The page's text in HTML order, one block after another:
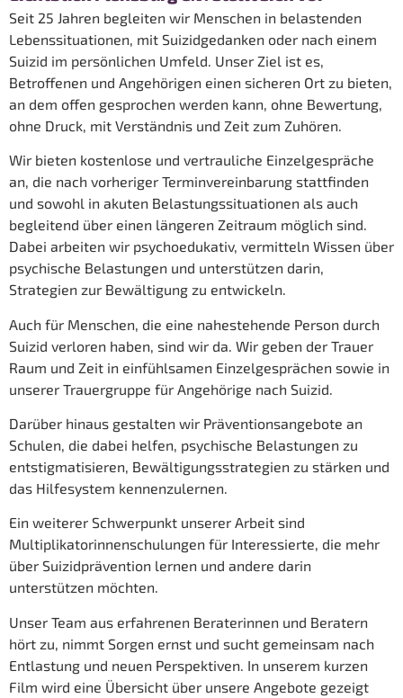
Seit 25 Jahren begleiten wir Menschen in belastenden
Lebenssituationen, mit Suizidgedanken oder nach einem
Suizid im persönlichen Umfeld. Unser Ziel ist es,
Betroffenen und Angehörigen einen sicheren Ort zu bieten,
an dem offen gesprochen werden kann, ohne Bewertung,
ohne Druck, mit Verständnis und Zeit zum Zuhören.
Wir bieten kostenlose und vertrauliche Einzelgespräche
an, die nach vorheriger Terminvereinbarung stattfinden
und sowohl in akuten Belastungssituationen als auch
begleitend über einen längeren Zeitraum möglich sind.
Dabei arbeiten wir psychoedukativ, vermitteln Wissen über
psychische Belastungen und unterstützen darin,
Strategien zur Bewältigung zu entwickeln.
Auch für Menschen, die eine nahestehende Person durch
Suizid verloren haben, sind wir da. Wir geben der Trauer
Raum und Zeit in einfühlsamen Einzelgesprächen sowie in
unserer Trauergruppe für Angehörige nach Suizid.
Darüber hinaus gestalten wir Präventionsangebote an
Schulen, die dabei helfen, psychische Belastungen zu
entstigmatisieren, Bewältigungsstrategien zu stärken und
das Hilfesystem kennenzulernen.
Ein weiterer Schwerpunkt unserer Arbeit sind
Multiplikatorinnenschulungen für Interessierte, die mehr
über Suizidprävention lernen und andere darin
unterstützen möchten.
Unser Team aus erfahrenen Beraterinnen und Beratern
hört zu, nimmt Sorgen ernst und sucht gemeinsam nach
Entlastung und neuen Perspektiven. In unserem kurzen
Film wird eine Übersicht über unsere Angebote gezeigt